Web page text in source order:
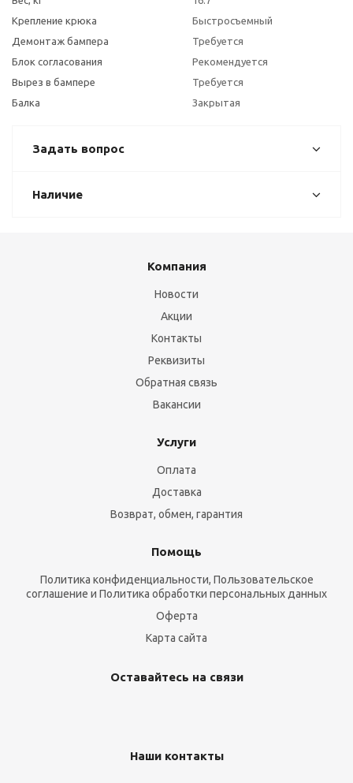
Крепление крюка
Быстросъемный
Демонтаж бампера
Требуется
Блок согласования
Рекомендуется
Вырез в бампере
Требуется
Балка
Закрытая
Задать вопрос
Наличие
Компания
Новости
Акции
Контакты
Реквизиты
Обратная связь
Вакансии
Услуги
Оплата
Доставка
Возврат, обмен, гарантия
Помощь
Политика конфиденциальности, Пользовательское
соглашение и Политика обработки персональных данных
Оферта
Карта сайта
Оставайтесь на связи
Наши контакты